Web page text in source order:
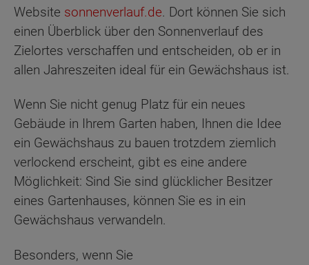
Website sonnenverlauf.de. Dort können Sie sich
einen Überblick über den Sonnenverlauf des
Zielortes verschaffen und entscheiden, ob er in
allen Jahreszeiten ideal für ein Gewächshaus ist.
Wenn Sie nicht genug Platz für ein neues
Gebäude in Ihrem Garten haben, Ihnen die Idee
ein Gewächshaus zu bauen trotzdem ziemlich
verlockend erscheint, gibt es eine andere
Möglichkeit: Sind Sie sind glücklicher Besitzer
eines Gartenhauses, können Sie es in ein
Gewächshaus verwandeln.
Besonders, wenn Sie